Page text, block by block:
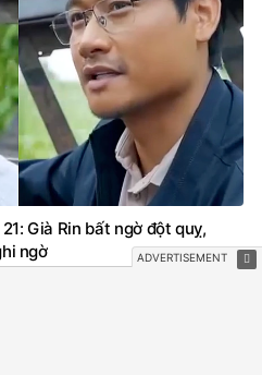
Già Rin bất ngờ đột quỵ,
ngờ